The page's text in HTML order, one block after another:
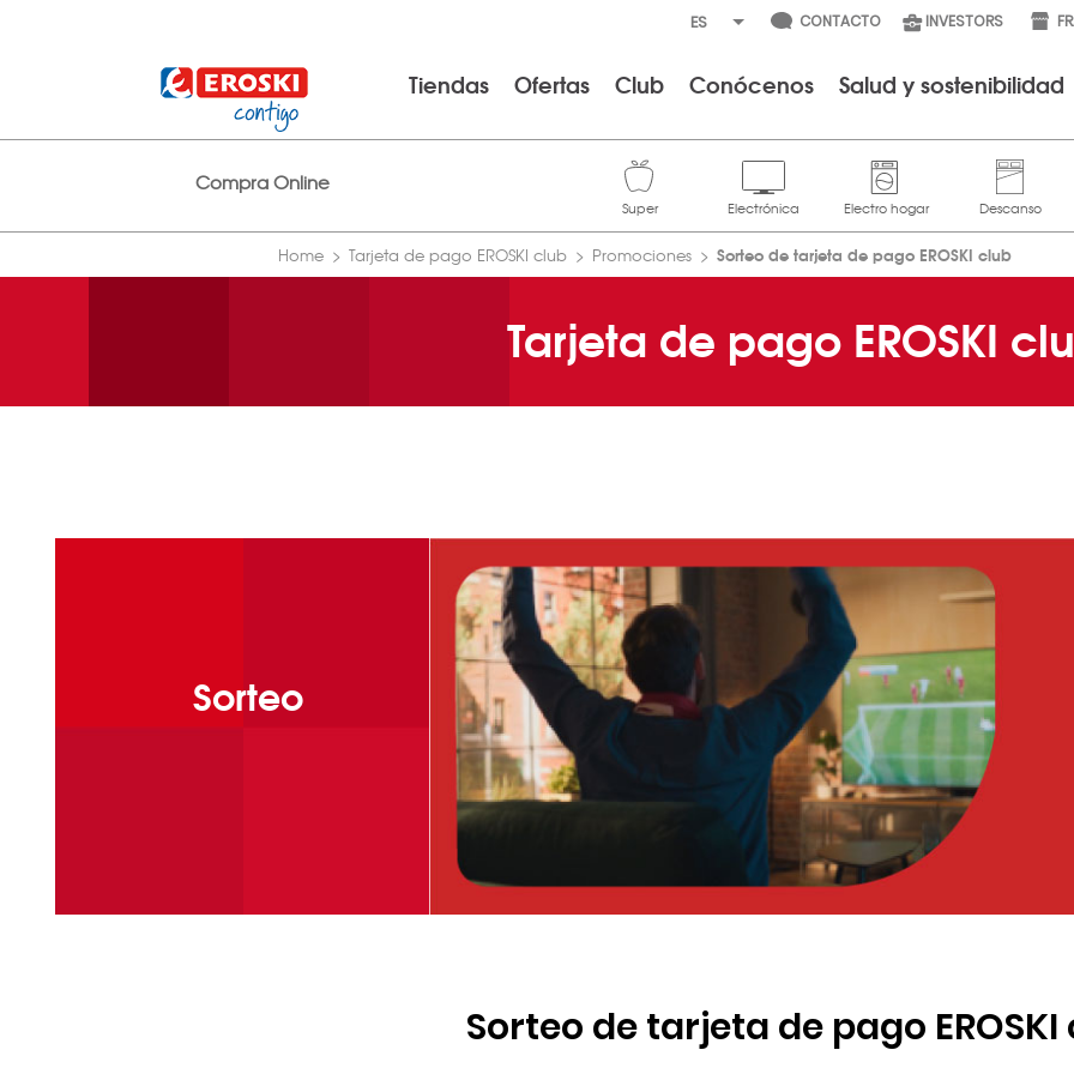
CONTACTO INVESTORS
Tiendas Ofertas Club Conócenos Salud y sostenibilidad
Compra Online
Home Tarjeta de pago EROSKI club Promociones Sorteo de tarjeta de pago EROSKI club
Tarjeta de pago EROSKI
Sorteo
Sorteo de tarjeta de pago